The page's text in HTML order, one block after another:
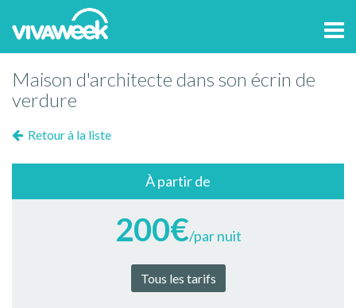
Maison d'architecte dans son écrin de
verdure
Retour à la liste
À partir de
200€/par nuit
Tous les tarifs